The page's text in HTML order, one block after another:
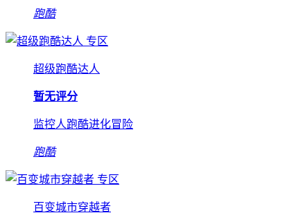
跑酷
专区
超级跑酷达人
暂无评分
监控人跑酷进化冒险
跑酷
专区
百变城市穿越者